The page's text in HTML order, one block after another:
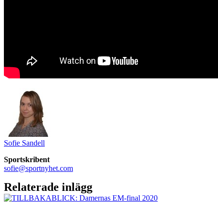
Sofie Sandell
Sportskribent
sofie@sportnyhet.com
Relaterade inlägg